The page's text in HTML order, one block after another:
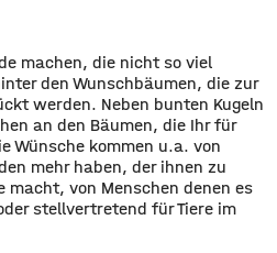
machen, die nicht so viel
den Wunschbäumen, die zur
werden. Neben bunten Kugeln
an den Bäumen, die Ihr für
Wünsche kommen u.a. von
mehr haben, der ihnen zu
macht, von Menschen denen es
stellvertretend für Tiere im